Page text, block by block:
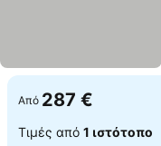
Από 287 €
Τιμές από 1 ιστότοπο